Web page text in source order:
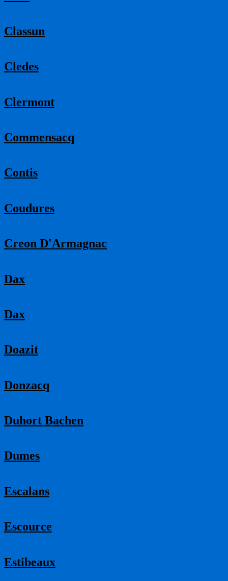
Classun
Cledes
Clermont
Commensacq
Contis
Coudures
Creon D'Armagnac
Dax
Dax
Doazit
Donzacq
Duhort Bachen
Dumes
Escalans
Escource
Estibeaux